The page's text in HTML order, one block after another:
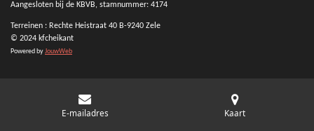
Aangesloten bij de KBVB, stamnummer: 4174
Terreinen : Rechte Heistraat 40 B-9240 Zele
© 2024 kfcheikant
Powered byJouwWeb
E-mailadres Kaart